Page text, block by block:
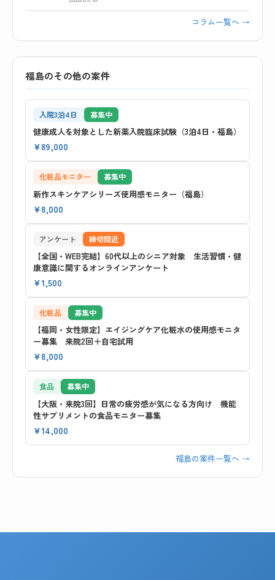
コラム一覧へ →
福島のその他の案件
入院3泊4日 募集中
健康成人を対象とした新薬入院臨床試験（3泊4日・福島）
¥89,000
化粧品モニター 募集中
新作スキンケアシリーズ使用感モニター（福島）
¥8,000
アンケート 締切間近
【全国・WEB完結】60代以上のシニア対象 生活習慣・健
康意識に関するオンラインアンケート
¥1,500
化粧品 募集中
【福岡・女性限定】エイジングケア化粧水の使用感モニタ
ー募集 来院2回＋自宅試用
¥8,000
食品 募集中
【大阪・来院3回】日常の疲労感が気になる方向け 機能
性サプリメントの食品モニター募集
¥14,000
福島の案件一覧へ →